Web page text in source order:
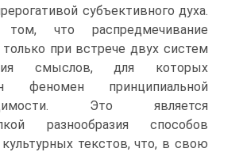
субъективного духа.
что распредмечивание
при встрече двух систем
смыслов, для которых
феномен принципиальной
Это является
разнообразия способов
культурных текстов, что, в свою